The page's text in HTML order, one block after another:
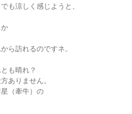
も涼しく感じようと、
ら訪れるのですネ。
も晴れ？
ありません。
（牽牛）の